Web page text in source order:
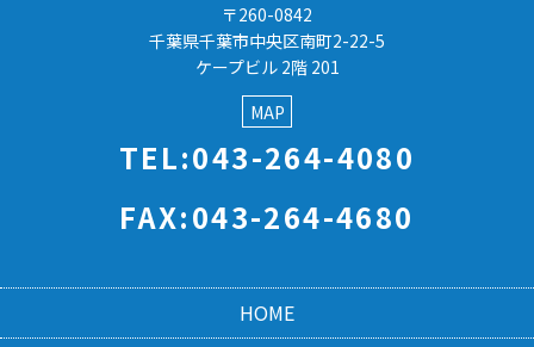
〒260-0842
千葉県千葉市中央区南町2-22-5
ケープビル 2階 201
MAP
TEL:043-264-4080
FAX:043-264-4680
HOME